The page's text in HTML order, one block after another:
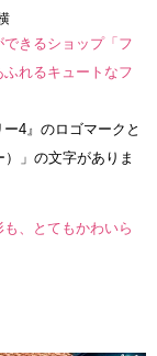
きるショップ「フ
れるキュートなフ
4』のロゴマークと
）」の文字がありま
、とてもかわいら